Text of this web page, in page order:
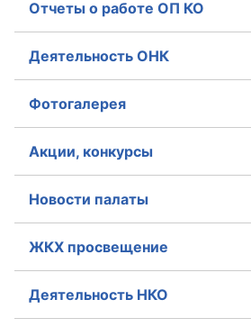
Отчеты о работе ОП КО
Деятельность ОНК
Фотогалерея
Акции, конкурсы
Новости палаты
ЖКХ просвещение
Деятельность НКО